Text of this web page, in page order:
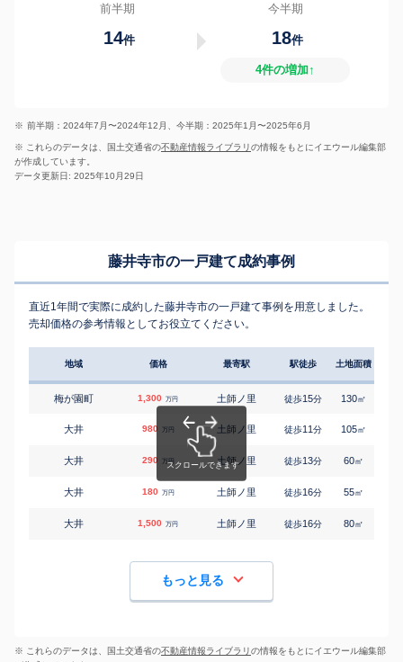
前半期
14件
今半期
18件
4件の増加↑
※ 前半期：2024年7月〜2024年12月、今半期：2025年1月〜2025年6月
※ これらのデータは、国土交通省の不動産情報ライブラリの情報をもとにイエウール編集部
が作成しています。
データ更新日: 2025年10月29日
藤井寺市の一戸建て成約事例
直近1年間で実際に成約した藤井寺市の一戸建て事例を用意しました。
売却価格の参考情報としてお役立てください。
地域 価格 最寄駅 駅徒歩 土地面積
梅が園町 1,300 万円 土師ノ里 徒歩15分 130㎡
大井 980 万円 土師ノ里 徒歩11分 105㎡
大井 290 万円 土師ノ里 徒歩13分 60㎡
大井 180 万円 土師ノ里 徒歩16分 55㎡
大井 1,500 万円 土師ノ里 徒歩16分 80㎡
もっと見る
※ これらのデータは、国土交通省の不動産情報ライブラリの情報をもとにイエウール編集部